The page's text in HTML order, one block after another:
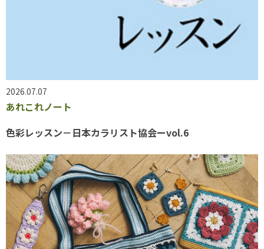
2026.07.07
あれこれノート
色彩レッスン－日本カラリスト協会ーvol.6